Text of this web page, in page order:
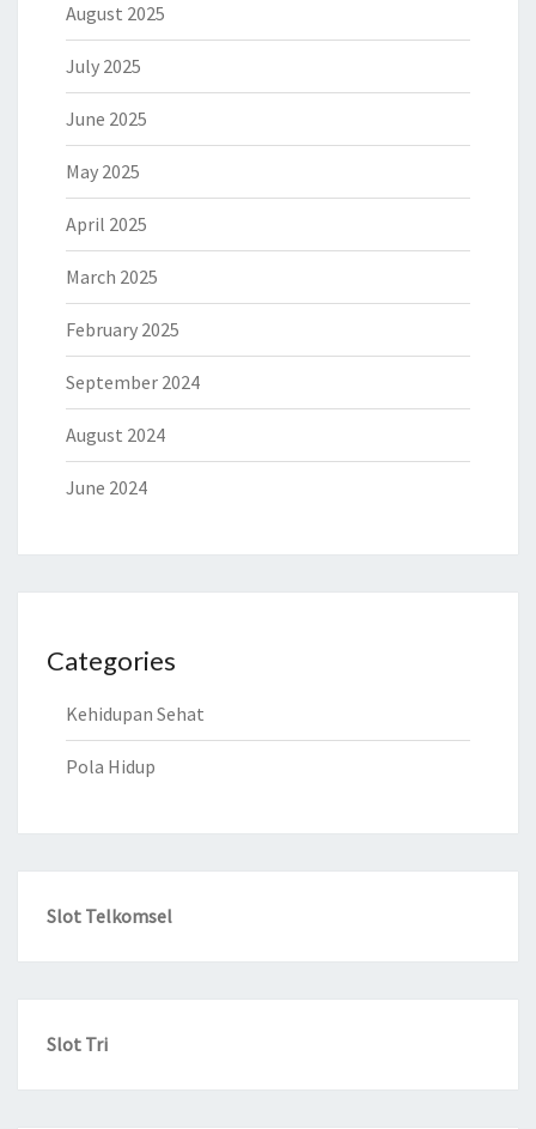
August 2025
July 2025
June 2025
May 2025
April 2025
March 2025
February 2025
September 2024
August 2024
June 2024
Categories
Kehidupan Sehat
Pola Hidup
Slot Telkomsel
Slot Tri